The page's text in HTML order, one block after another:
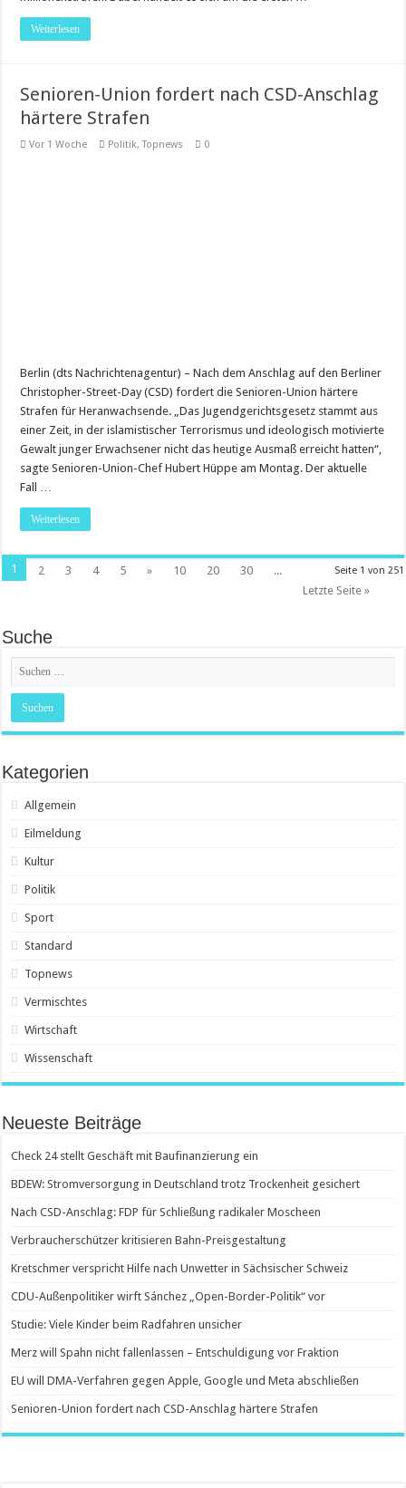
Weiterlesen
Senioren-Union fordert nach CSD-Anschlag
härtere Strafen
Vor 1 Woche Politik,Topnews 0
Berlin (dts Nachrichtenagentur) – Nach dem Anschlag auf den Berliner
Christopher-Street-Day (CSD) fordert die Senioren-Union härtere
Strafen für Heranwachsende. „Das Jugendgerichtsgesetz stammt aus
einer Zeit, in der islamistischer Terrorismus und ideologisch motivierte
Gewalt junger Erwachsener nicht das heutige Ausmaß erreicht hatten“,
sagte Senioren-Union-Chef Hubert Hüppe am Montag. Der aktuelle
Fall …
Weiterlesen
Seite 1 von 251
1 2 3 4 5 » 10 20 30
...
Letzte Seite »
Suche
Kategorien
Allgemein
Eilmeldung
Kultur
Politik
Sport
Standard
Topnews
Vermischtes
Wirtschaft
Wissenschaft
Neueste Beiträge
Check 24 stellt Geschäft mit Baufinanzierung ein
BDEW: Stromversorgung in Deutschland trotz Trockenheit gesichert
Nach CSD-Anschlag: FDP für Schließung radikaler Moscheen
Verbraucherschützer kritisieren Bahn-Preisgestaltung
Kretschmer verspricht Hilfe nach Unwetter in Sächsischer Schweiz
CDU-Außenpolitiker wirft Sánchez „Open-Border-Politik“ vor
Studie: Viele Kinder beim Radfahren unsicher
Merz will Spahn nicht fallenlassen – Entschuldigung vor Fraktion
EU will DMA-Verfahren gegen Apple, Google und Meta abschließen
Senioren-Union fordert nach CSD-Anschlag härtere Strafen